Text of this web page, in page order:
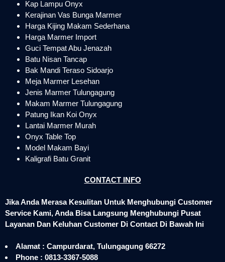
Kap Lampu Onyx
Kerajinan Vas Bunga Marmer
Harga Kijing Makam Sederhana
Harga Marmer Import
Guci Tempat Abu Jenazah
Batu Nisan Tancap
Bak Mandi Teraso Sidoarjo
Meja Marmer Lesehan
Jenis Marmer Tulungagung
Makam Marmer Tulungagung
Patung Ikan Koi Onyx
Lantai Marmer Murah
Onyx Table Top
Model Makam Bayi
Kaligrafi Batu Granit
CONTACT INFO
Jika Anda Merasa Kesulitan Untuk Menghubungi Customer
Service Kami, Anda Bisa Langsung Menghubungi Pusat
Layanan Dan Keluhan Customer Di Contact Di Bawah Ini
Alamat : Campurdarat, Tulungagung 66272
Phone : 0813-3367-5088